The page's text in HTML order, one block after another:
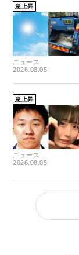
急上昇
ニュース
2026.08.05
急上昇
ニュース
2026.08.05